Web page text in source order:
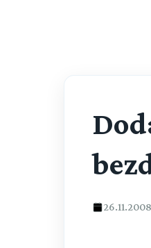
26.11.2008